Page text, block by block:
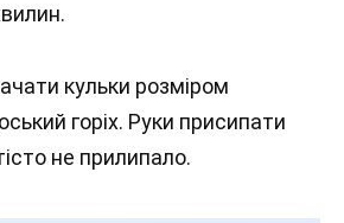
кульки розміром
горіх. Руки присипати
не прилипало.